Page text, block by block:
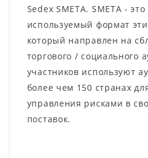
Sedex SMETA. SMETA -
используемый формат
который направлен на
торгового / социального
участников используют
более чем 150 странах
управления рисками в
поставок.